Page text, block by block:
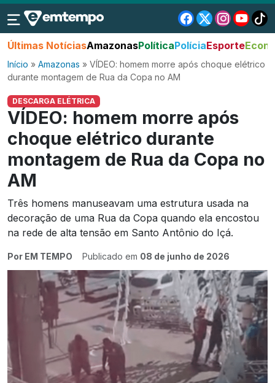
Últimas NotíciasAmazonasPolíticaPolíciaEsporte
Início » Amazonas » VÍDEO: homem morre após choque elétrico
durante montagem de Rua da Copa no AM
DESCARGA ELÉTRICA
VÍDEO: homem morre após
choque elétrico durante
montagem de Rua da Copa no
AM
Três homens manuseavam uma estrutura usada na
decoração de uma Rua da Copa quando ela encostou
na rede de alta tensão em Santo Antônio do Içá.
Por EM TEMPO Publicado em 08 de junho de 2026